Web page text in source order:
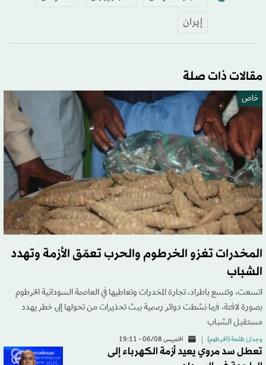
إيران
مقالات ذات صلة
خاص
المخدرات تغزو الخرطوم والحرب تعمّق الأزمة وتهدد
الشباب
اتسعت، وتتسع باطراد، تجارة المخدرات وتعاطيها في العاصمة السودانية الخرطوم
بصورة لافتة، فيما نشطت دوائر رسمية ببث تحذيرات من تحولها إلى خطر يهدد
مستقبل الشباب
وجدان طلحة (الخرطوم) الخميس 06/08 - 19:11
تعطل سد مروي يعيد أزمة الكهرباء إلى